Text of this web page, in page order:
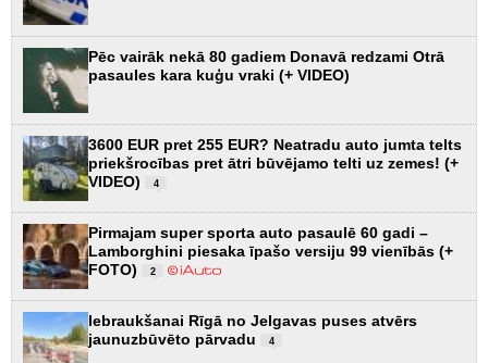
Pēc vairāk nekā 80 gadiem Donavā redzami Otrā
pasaules kara kuģu vraki (+ VIDEO)
3600 EUR pret 255 EUR? Neatradu auto jumta telts
priekšrocības pret ātri būvējamo telti uz zemes! (+
VIDEO)
4
Pirmajam super sporta auto pasaulē 60 gadi –
Lamborghini piesaka īpašo versiju 99 vienībās (+
FOTO)
2
Iebraukšanai Rīgā no Jelgavas puses atvērs
jaunuzbūvēto pārvadu
4